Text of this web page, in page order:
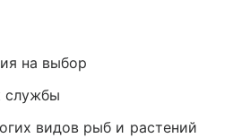
на выбор
службы
видов рыб и растений